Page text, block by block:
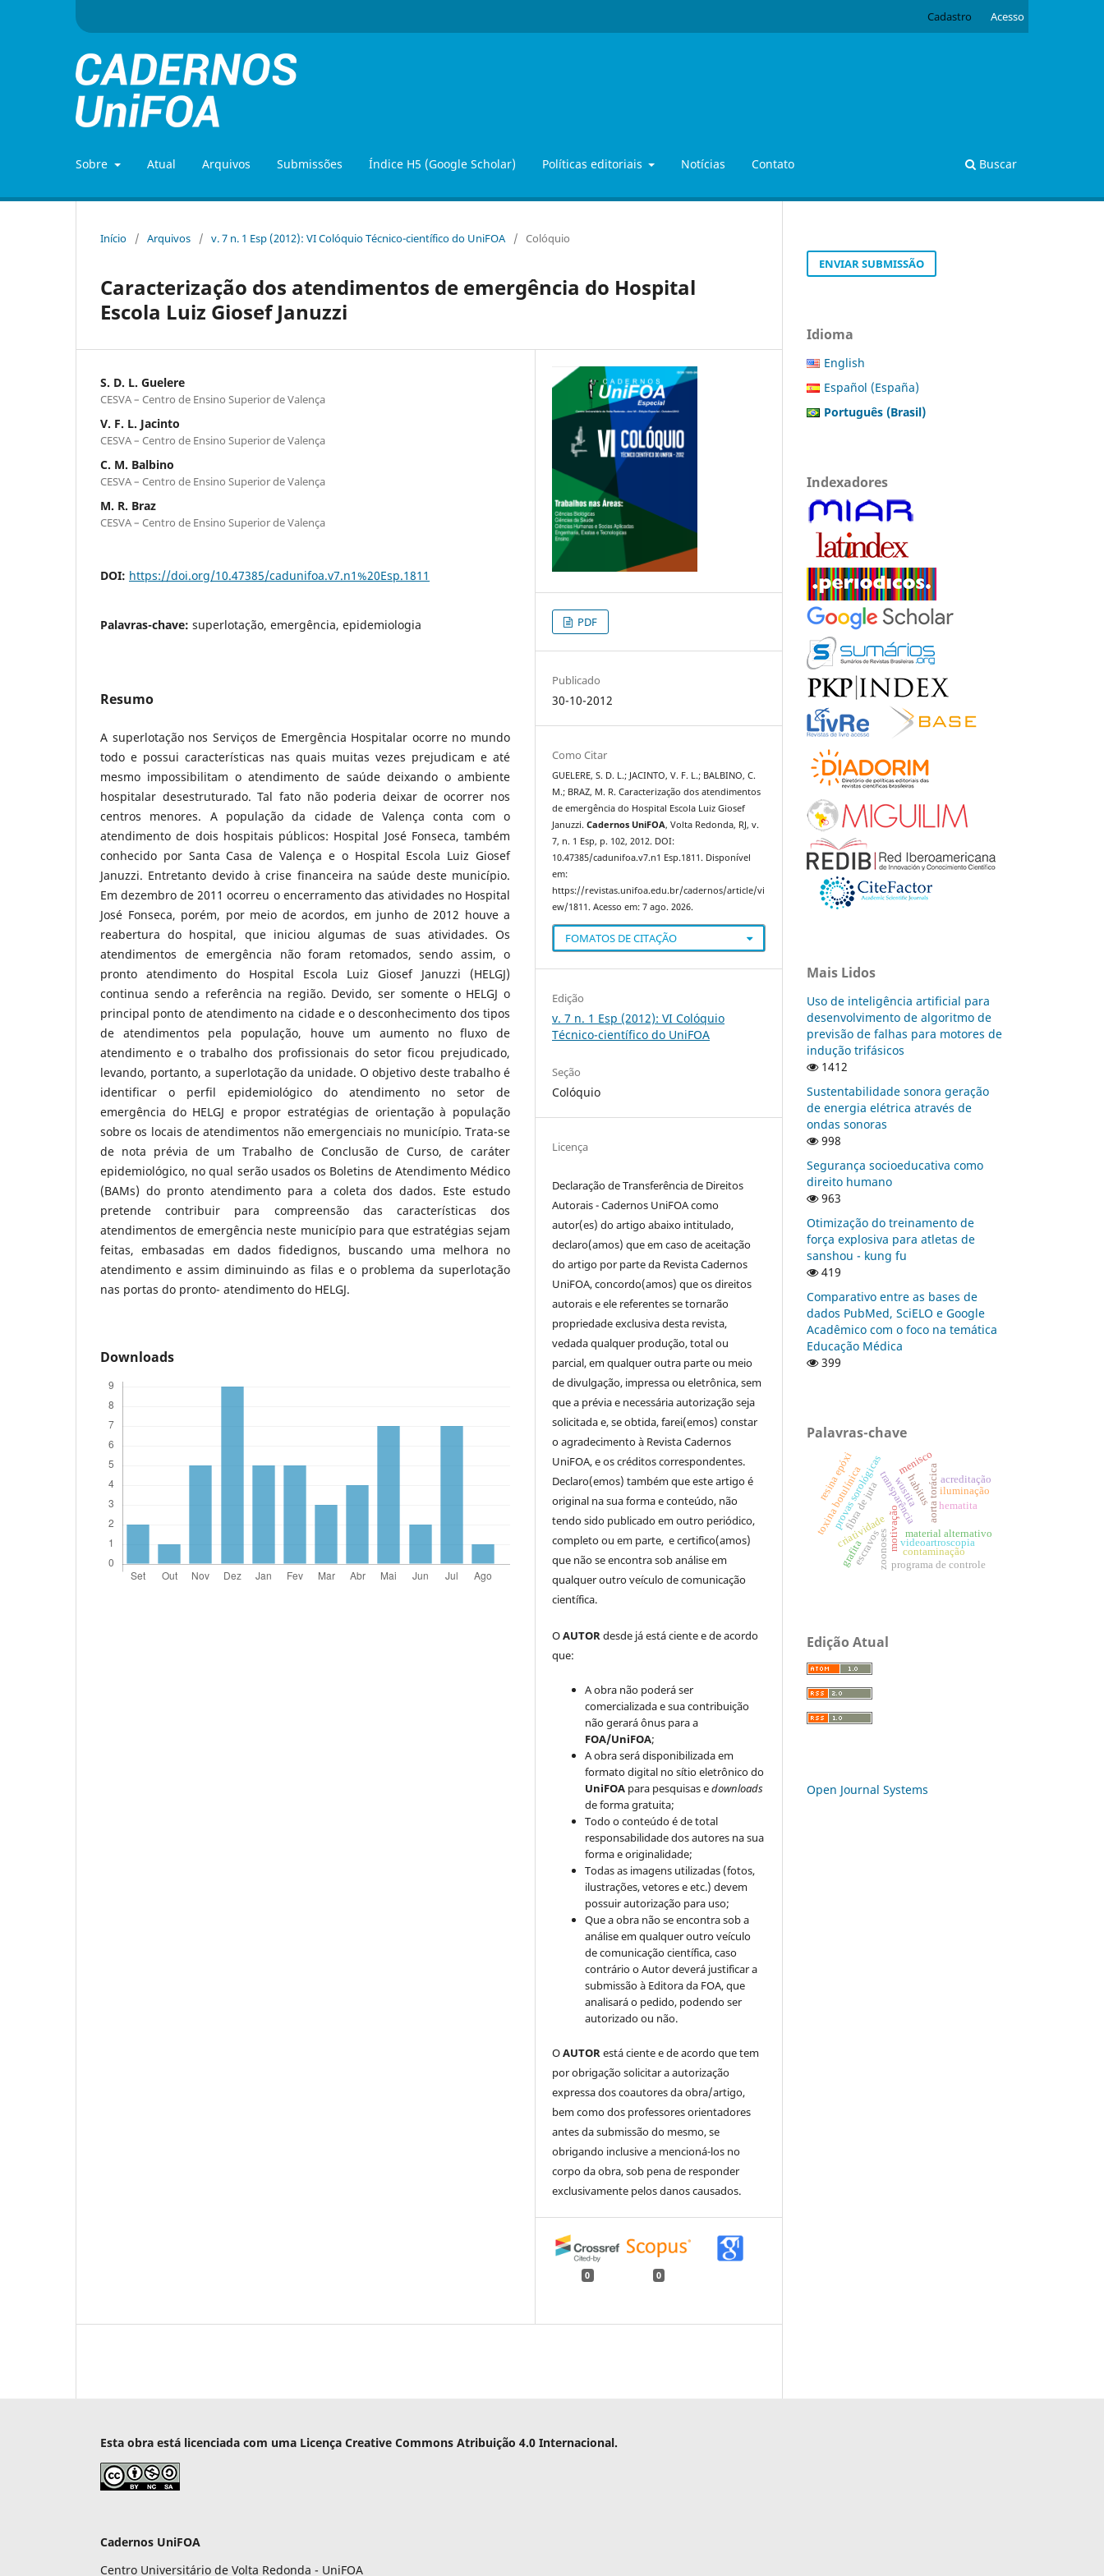
Sobre Atual Arquivos Submissões Índice H5 (Google Scholar) Políticas editoriais Notícias Contato Buscar
Cadastro Acesso
Início / Arquivos / v. 7 n. 1 Esp (2012): VI Colóquio Técnico-científico do UniFOA / Colóquio
Caracterização dos atendimentos de emergência do Hospital
Escola Luiz Giosef Januzzi
S. D. L. Guelere
CESVA – Centro de Ensino Superior de Valença
V. F. L. Jacinto
CESVA – Centro de Ensino Superior de Valença
C. M. Balbino
CESVA – Centro de Ensino Superior de Valença
M. R. Braz
CESVA – Centro de Ensino Superior de Valença
DOI: https://doi.org/10.47385/cadunifoa.v7.n1%20Esp.1811
Palavras-chave: superlotação, emergência, epidemiologia
Resumo
A superlotação nos Serviços de Emergência Hospitalar ocorre no mundo
todo e possui características nas quais muitas vezes prejudicam e até
mesmo impossibilitam o atendimento de saúde deixando o ambiente
hospitalar desestruturado. Tal fato não poderia deixar de ocorrer nos
centros menores. A população da cidade de Valença conta com o
atendimento de dois hospitais públicos: Hospital José Fonseca, também
conhecido por Santa Casa de Valença e o Hospital Escola Luiz Giosef
Januzzi. Entretanto devido à crise financeira na saúde deste município.
Em dezembro de 2011 ocorreu o encerramento das atividades no Hospital
José Fonseca, porém, por meio de acordos, em junho de 2012 houve a
reabertura do hospital, que iniciou algumas de suas atividades. Os
atendimentos de emergência não foram retomados, sendo assim, o
pronto atendimento do Hospital Escola Luiz Giosef Januzzi (HELGJ)
continua sendo a referência na região. Devido, ser somente o HELGJ o
principal ponto de atendimento na cidade e o desconhecimento dos tipos
de atendimentos pela população, houve um aumento no fluxo de
atendimento e o trabalho dos profissionais do setor ficou prejudicado,
levando, portanto, a superlotação da unidade. O objetivo deste trabalho é
identificar o perfil epidemiológico do atendimento no setor de
emergência do HELGJ e propor estratégias de orientação à população
sobre os locais de atendimentos não emergenciais no município. Trata-se
de nota prévia de um Trabalho de Conclusão de Curso, de caráter
epidemiológico, no qual serão usados os Boletins de Atendimento Médico
(BAMs) do pronto atendimento para a coleta dos dados. Este estudo
pretende contribuir para compreensão das características dos
atendimentos de emergência neste município para que estratégias sejam
feitas, embasadas em dados fidedignos, buscando uma melhora no
atendimento e assim diminuindo as filas e o problema da superlotação
nas portas do pronto- atendimento do HELGJ.
Downloads
PDF
Publicado
30-10-2012
Como Citar
GUELERE, S. D. L.; JACINTO, V. F. L.; BALBINO, C.
M.; BRAZ, M. R. Caracterização dos atendimentos
de emergência do Hospital Escola Luiz Giosef
Januzzi.Cadernos UniFOA, Volta Redonda, RJ, v.
7, n. 1 Esp, p. 102, 2012. DOI:
10.47385/cadunifoa.v7.n1 Esp.1811. Disponível
em:
https://revistas.unifoa.edu.br/cadernos/article/vi
ew/1811. Acesso em: 7 ago. 2026.
FOMATOS DE CITAÇÃO
Edição
v. 7 n. 1 Esp (2012): VI Colóquio
Técnico-científico do UniFOA
Seção
Colóquio
Licença
Declaração de Transferência de Direitos
Autorais - Cadernos UniFOA como
autor(es) do artigo abaixo intitulado,
declaro(amos) que em caso de aceitação
do artigo por parte da Revista Cadernos
UniFOA, concordo(amos) que os direitos
autorais e ele referentes se tornarão
propriedade exclusiva desta revista,
vedada qualquer produção, total ou
parcial, em qualquer outra parte ou meio
de divulgação, impressa ou eletrônica, sem
que a prévia e necessária autorização seja
solicitada e, se obtida, farei(emos) constar
o agradecimento à Revista Cadernos
UniFOA, e os créditos correspondentes.
Declaro(emos) também que este artigo é
original na sua forma e conteúdo, não
tendo sido publicado em outro periódico,
completo ou em parte, e certifico(amos)
que não se encontra sob análise em
qualquer outro veículo de comunicação
científica.
OAUTORdesde já está ciente e de acordo
que:
A obra não poderá ser
comercializada e sua contribuição
não gerará ônus para a
FOA/UniFOA;
A obra será disponibilizada em
formato digital no sítio eletrônico do
UniFOA para pesquisas edownloads
de forma gratuita;
Todo o conteúdo é de total
responsabilidade dos autores na sua
forma e originalidade;
Todas as imagens utilizadas (fotos,
ilustrações, vetores e etc.) devem
possuir autorização para uso;
Que a obra não se encontra sob a
análise em qualquer outro veículo
de comunicação científica, caso
contrário o Autor deverá justificar a
submissão à Editora da FOA, que
analisará o pedido, podendo ser
autorizado ou não.
OAUTORestá ciente e de acordo que tem
por obrigação solicitar a autorização
expressa dos coautores da obra/artigo,
bem como dos professores orientadores
antes da submissão do mesmo, se
obrigando inclusive a mencioná-los no
corpo da obra, sob pena de responder
exclusivamente pelos danos causados.
0 0
ENVIAR SUBMISSÃO
Idioma
English
Español (España)
Português (Brasil)
Indexadores
Mais Lidos
Uso de inteligência artificial para
desenvolvimento de algoritmo de
previsão de falhas para motores de
indução trifásicos
1412
Sustentabilidade sonora geração
de energia elétrica através de
ondas sonoras
998
Segurança socioeducativa como
direito humano
963
Otimização do treinamento de
força explosiva para atletas de
sanshou - kung fu
419
Comparativo entre as bases de
dados PubMed, SciELO e Google
Acadêmico com o foco na temática
Educação Médica
399
Palavras-chave
transparênciaaorta torácica
criatividade material alternativo
motivação
zoonoses programa de controle
provas sorológicas wustita
videoartroscopia
menisco
acreditação
toxina botulínica
escravos
fibra de juta
resina epóxi
hematita
contaminação
grafita
iluminação
habitus
Edição Atual
Open Journal Systems
Esta obra está licenciada com uma Licença Creative Commons Atribuição 4.0 Internacional.
Cadernos UniFOA
Centro Universitário de Volta Redonda - UniFOA